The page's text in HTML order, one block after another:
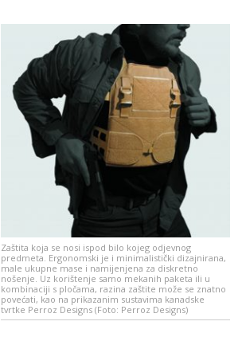
Zaštita koja se nosi ispod bilo kojeg odjevnog
predmeta. Ergonomski je i minimalistički dizajnirana,
male ukupne mase i namijenjena za diskretno
nošenje. Uz korištenje samo mekanih paketa ili u
kombinaciji s pločama, razina zaštite može se znatno
povećati, kao na prikazanim sustavima kanadske
tvrtke Perroz Designs (Foto: Perroz Designs)